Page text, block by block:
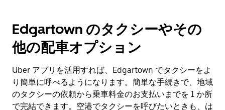
Edgartown のタクシーやその
他の配車オプション
Uber アプリを活用すれば、Edgartown でタクシーをよ
り簡単に呼べるようになります。簡単な手続きで、地域
のタクシーの依頼から乗車料金のお支払いまでを 1 か所
で完結できます。空港でタクシーを呼びたいときも、は